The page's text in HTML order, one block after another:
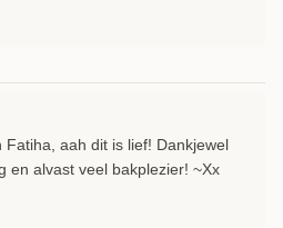
Fatiha, aah dit is lief! Dankjewel
en alvast veel bakplezier! ~Xx